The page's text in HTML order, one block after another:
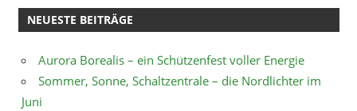
NEUESTE BEITRÄGE
Aurora Borealis – ein Schützenfest voller Energie
Sommer, Sonne, Schaltzentrale – die Nordlichter im
Juni